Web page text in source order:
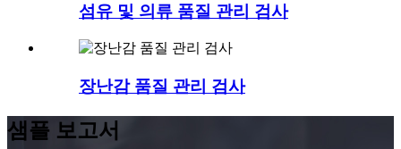
섬유 및 의류 품질 관리 검사
장난감 품질 관리 검사
샘플 보고서